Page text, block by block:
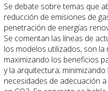
Se debate sobre temas que
reducción de emisiones de
penetración de energías
Se comentan las líneas de
los modelos utilizados, son
maximizando los beneficios
y la arquitectura;
necesidades de adecuación